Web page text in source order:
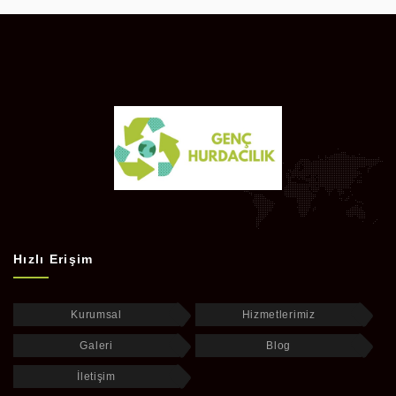
Hızlı Erişim
Kurumsal Hizmetlerimiz
Galeri Blog
İletişim